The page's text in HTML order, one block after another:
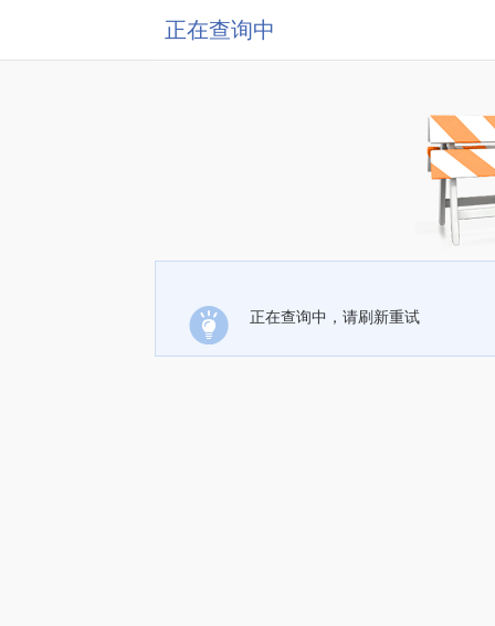
正在查询中
正在查询中，请刷新重试